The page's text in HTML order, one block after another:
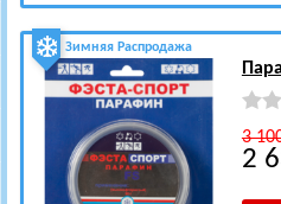
Зимняя Распродажа
3
2